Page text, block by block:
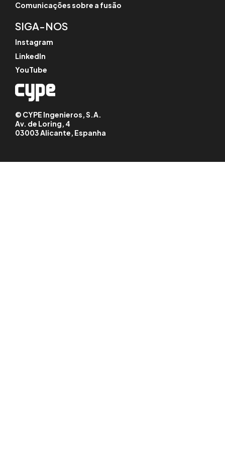
Comunicações sobre a fusão
SIGA-NOS
Instagram
LinkedIn
YouTube
© CYPE Ingenieros, S.A.
Av. de Loring, 4
03003 Alicante, Espanha